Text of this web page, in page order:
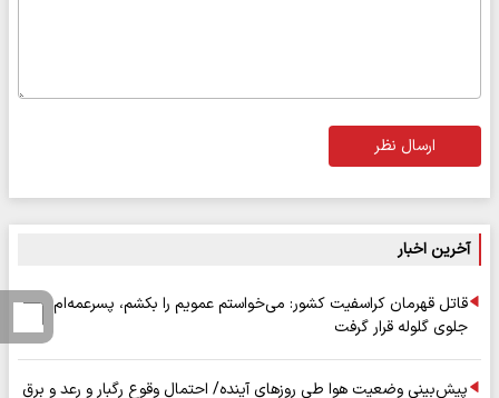
ارسال نظر
آخرین اخبار
قاتل قهرمان کراسفیت کشور: می‌خواستم عمویم را بکشم، پسرعمه‌ام
جلوی گلوله قرار گرفت
پیش‌بینی وضعیت هوا طی روزهای آینده/ احتمال وقوع رگبار و رعد و برق